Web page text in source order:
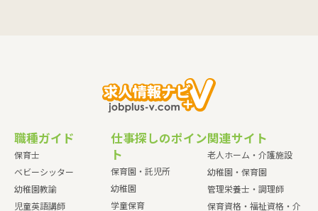
職種ガイド
保育士
ベビーシッター
幼稚園教諭
児童英語講師
仕事探しのポイン
ト
保育園・託児所
幼稚園
学童保育
関連サイト
老人ホーム・介護施設
幼稚園・保育園
管理栄養士・調理師
保育資格・福祉資格・介